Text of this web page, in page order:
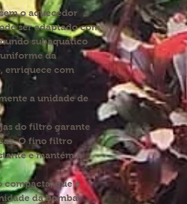
o aquecedor
ser adaptado com
subaquático
da
enriquece com
a unidade de
do filtro garante
O fino filtro
e mantém a
compacta, que é
da bomba